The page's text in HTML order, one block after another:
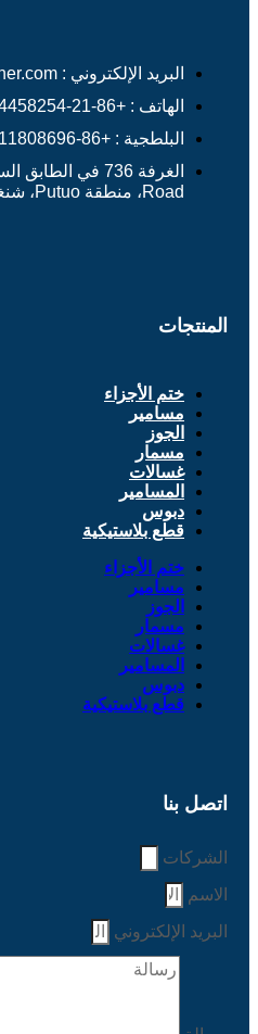
البريد الإلكتروني : info@kjfastener.com
الهاتف : +86-21-64458254
البلطجية : +86-13611808696
Road، منطقة Putuo، شنغهاي.
المنتجات
ختم الأجزاء
مسامير
الجوز
مسمار
غسالات
المسامير
دبوس
قطع بلاستيكية
ختم الأجزاء
مسامير
الجوز
مسمار
غسالات
المسامير
دبوس
قطع بلاستيكية
اتصل بنا
الشركات
الاسم
البريد الإلكتروني